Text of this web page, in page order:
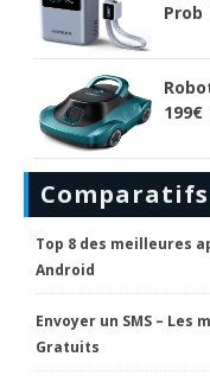
Comparatifs
Top 8 des meilleures
Android
Envoyer un SMS – Les
Gratuits